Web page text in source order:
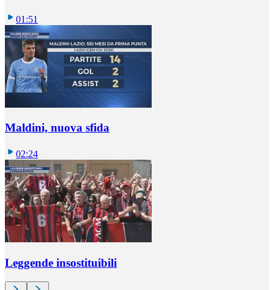
01:51
Maldini, nuova sfida
02:24
Leggende insostituibili